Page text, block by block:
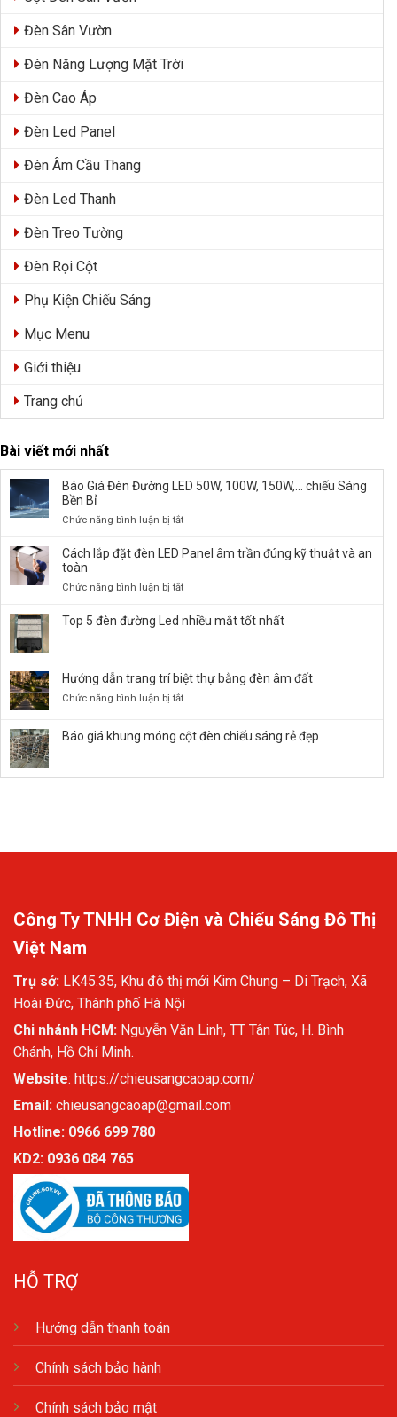
Đèn Sân Vườn
Đèn Năng Lượng Mặt Trời
Đèn Cao Áp
Đèn Led Panel
Đèn Âm Cầu Thang
Đèn Led Thanh
Đèn Treo Tường
Đèn Rọi Cột
Phụ Kiện Chiếu Sáng
Mục Menu
Giới thiệu
Trang chủ
Bài viết mới nhất
Báo Giá Đèn Đường LED 50W, 100W, 150W,… chiếu Sáng
Bền Bỉ
Chức năng bình luận bị tắtở
Giá
LED
100W,
Sáng
Bền
Cách lắp đặt đèn LED Panel âm trần đúng kỹ thuật và an
toàn
Chức năng bình luận bị tắtở
lắp
Panel
kỹ
Top 5 đèn đường Led nhiều mắt tốt nhất
Hướng dẫn trang trí biệt thự bằng đèn âm đất
Chức năng bình luận bị tắtở
trang
Báo giá khung móng cột đèn chiếu sáng rẻ đẹp
Công Ty TNHH Cơ Điện và Chiếu Sáng Đô Thị
Việt Nam
Trụ sở: LK45.35, Khu đô thị mới Kim Chung – Di Trạch, Xã
Hoài Đức, Thành phố Hà Nội
Chi nhánh HCM: Nguyễn Văn Linh, TT Tân Túc, H. Bình
Chánh, Hồ Chí Minh.
Website: https://chieusangcaoap.com/
Email: chieusangcaoap@gmail.com
Hotline: 0966 699 780
KD2: 0936 084 765
HỖ TRỢ
Hướng dẫn thanh toán
Chính sách bảo hành
Chính sách bảo mật